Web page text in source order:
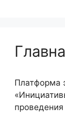
Платформа